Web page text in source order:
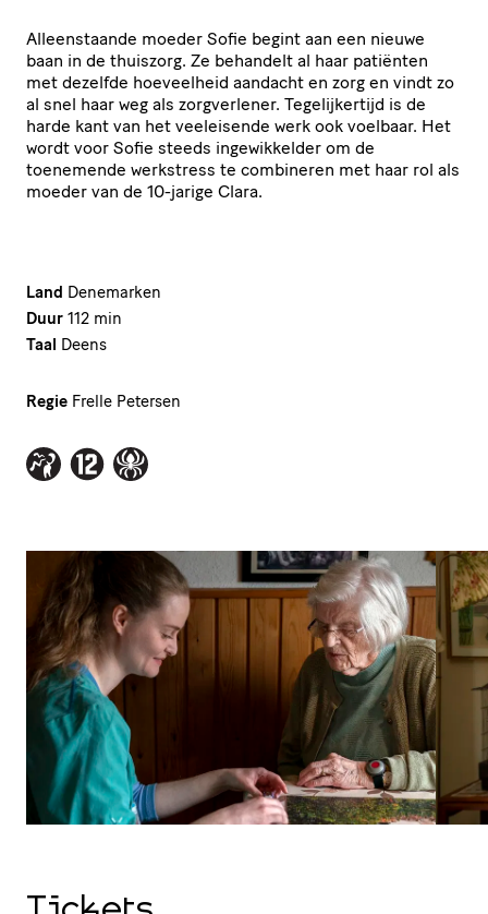
Alleenstaande moeder Sofie begint aan een nieuwe
baan in de thuiszorg. Ze behandelt al haar patiënten
met dezelfde hoeveelheid aandacht en zorg en vindt zo
al snel haar weg als zorgverlener. Tegelijkertijd is de
harde kant van het veeleisende werk ook voelbaar. Het
wordt voor Sofie steeds ingewikkelder om de
toenemende werkstress te combineren met haar rol als
moeder van de 10-jarige Clara.
Land Denemarken
Duur 112 min
Taal Deens
Regie Frelle Petersen